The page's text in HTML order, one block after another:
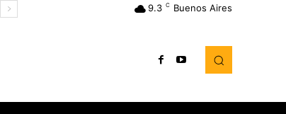
9.3 C Buenos Aires